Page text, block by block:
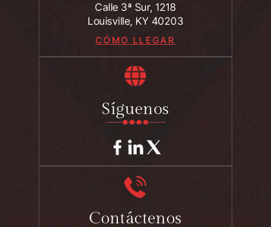
Calle 3ª Sur, 1218
Louisville, KY 40203
CÓMO LLEGAR
Síguenos
Contáctenos